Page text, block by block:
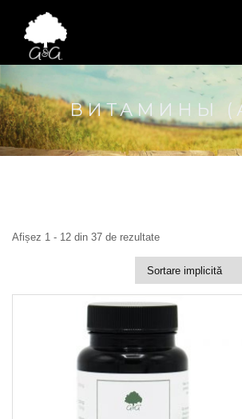
ВИТАМИНЫ
Afișez 1 - 12 din 37 de rezultate